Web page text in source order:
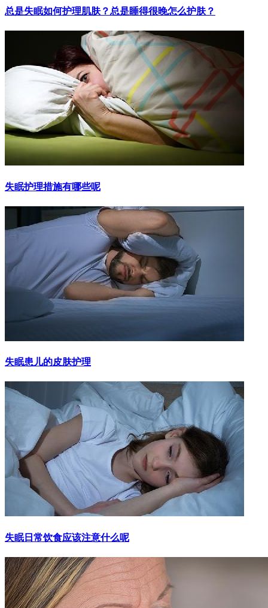
总是失眠如何护理肌肤？总是睡得很晚怎么护肤？
失眠护理措施有哪些呢
失眠患儿的皮肤护理
失眠日常饮食应该注意什么呢